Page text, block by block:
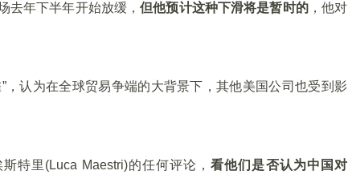
去年下半年开始放缓，但他预计这种下滑将是暂时的，他对
认为在全球贸易争端的大背景下，其他美国公司也受到影
特里(Luca Maestri)的任何评论，看他们是否认为中国对